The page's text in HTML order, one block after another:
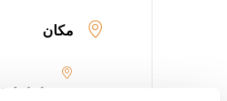
مکان
Jakobsberg-